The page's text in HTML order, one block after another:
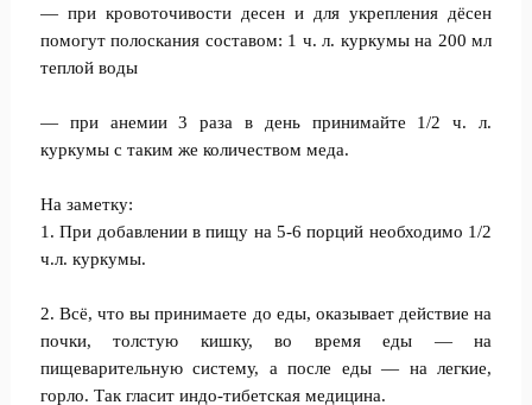
— при кровоточивости десен и для укрепления дёсен
помогут полоскания составом: 1 ч. л. куркумы на 200 мл
теплой воды
— при анемии 3 раза в день принимайте 1/2 ч. л.
куркумы с таким же количеством меда.
На заметку:
1. При добавлении в пищу на 5-6 порций необходимо 1/2
ч.л. куркумы.
2. Всё, что вы принимаете до еды, оказывает действие на
почки, толстую кишку, во время еды — на
пищеварительную систему, а после еды — на легкие,
горло. Так гласит индо-тибетская медицина.